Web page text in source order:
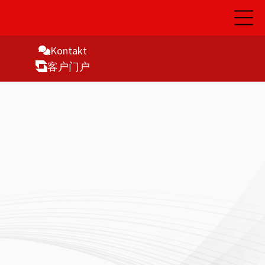
开
启
主
Kontakt
客户门户